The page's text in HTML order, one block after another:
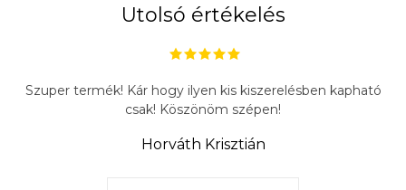
Utolsó értékelés
Szuper termék! Kár hogy ilyen kis kiszerelésben kapható
csak! Köszönöm szépen!
Horváth Krisztián